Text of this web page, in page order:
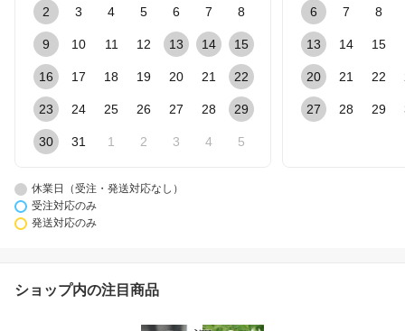
2 3 4 5 6 7 8
9 10 11 12 13 14 15
16 17 18 19 20 21 22
23 24 25 26 27 28 29
30 31 1 2 3 4 5
6 7 8
13 14 15
20 21 22
27 28 29
休業日（受注・発送対応なし）
受注対応のみ
発送対応のみ
ショップ内の注目商品